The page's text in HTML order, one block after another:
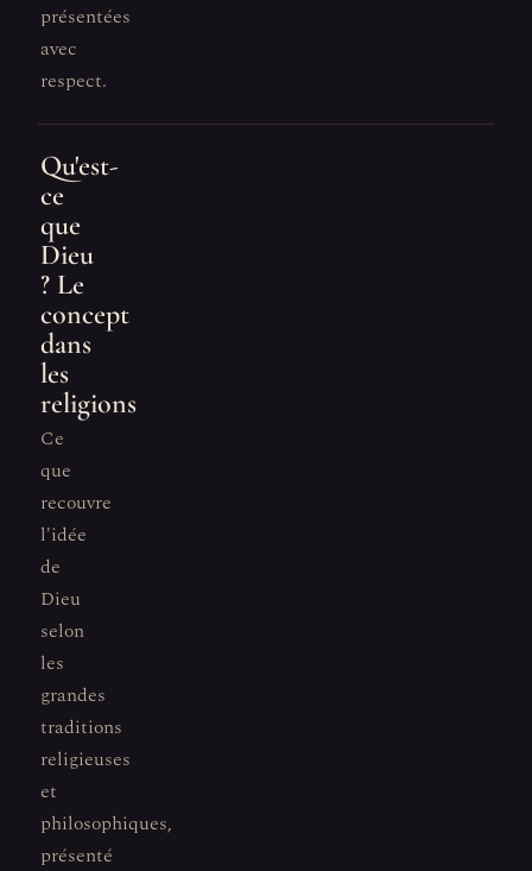
présentées
avec
respect.
Qu'est-
ce
que
Dieu
? Le
concept
dans
les
religions
Ce
que
recouvre
l'idée
de
Dieu
selon
les
grandes
traditions
religieuses
et
philosophiques,
présenté